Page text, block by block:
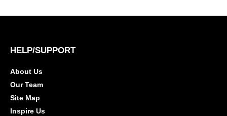
HELP/SUPPORT
About Us
Our Team
Site Map
Inspire Us